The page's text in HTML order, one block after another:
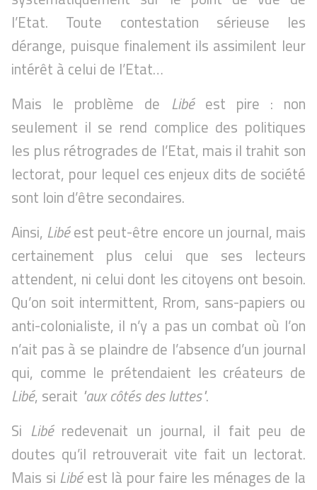
l’Etat. Toute contestation sérieuse les
dérange, puisque finalement ils assimilent leur
intérêt à celui de l’Etat…
Mais le problème de Libéest pire : non
seulement il se rend complice des politiques
les plus rétrogrades de l’Etat, mais il trahit son
lectorat, pour lequel ces enjeux dits de société
sont loin d’être secondaires.
Ainsi, Libéest peut-être encore un journal, mais
certainement plus celui que ses lecteurs
attendent, ni celui dont les citoyens ont besoin.
Qu’on soit intermittent, Rrom, sans-papiers ou
anti-colonialiste, il n’y a pas un combat où l’on
n’ait pas à se plaindre de l’absence d’un journal
qui, comme le prétendaient les créateurs de
Libé, serait "aux côtés des luttes".
Si Libéredevenait un journal, il fait peu de
doutes qu’il retrouverait vite fait un lectorat.
Mais si Libéest là pour faire les ménages de la